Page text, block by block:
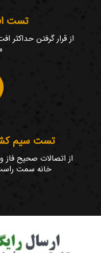
تست
از قرار گرفتن حداکثر
تست سیم
از اتصالات صحیح فاز
خانه سمت